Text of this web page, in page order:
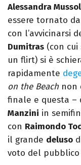
Alessandra
essere tornato da
con l’avvicinarsi
Dumitras (con cui
un flirt) si è
rapidamente
on the Beachnon
finale e questa –
Manzini in
con Raimondo
il grande deluso
voto del